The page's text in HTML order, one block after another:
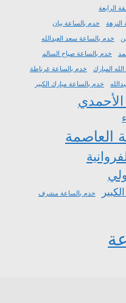
الرابعة
خدم بالساعة بيان
خدم بالساعة سعد العبدالله
خدم بالساعة صباح السالم
المبارك
خدم بالساعة غرناطة
خدم بالساعة مبارك الكبير
العاصمة
خدم بالساعة مشرف